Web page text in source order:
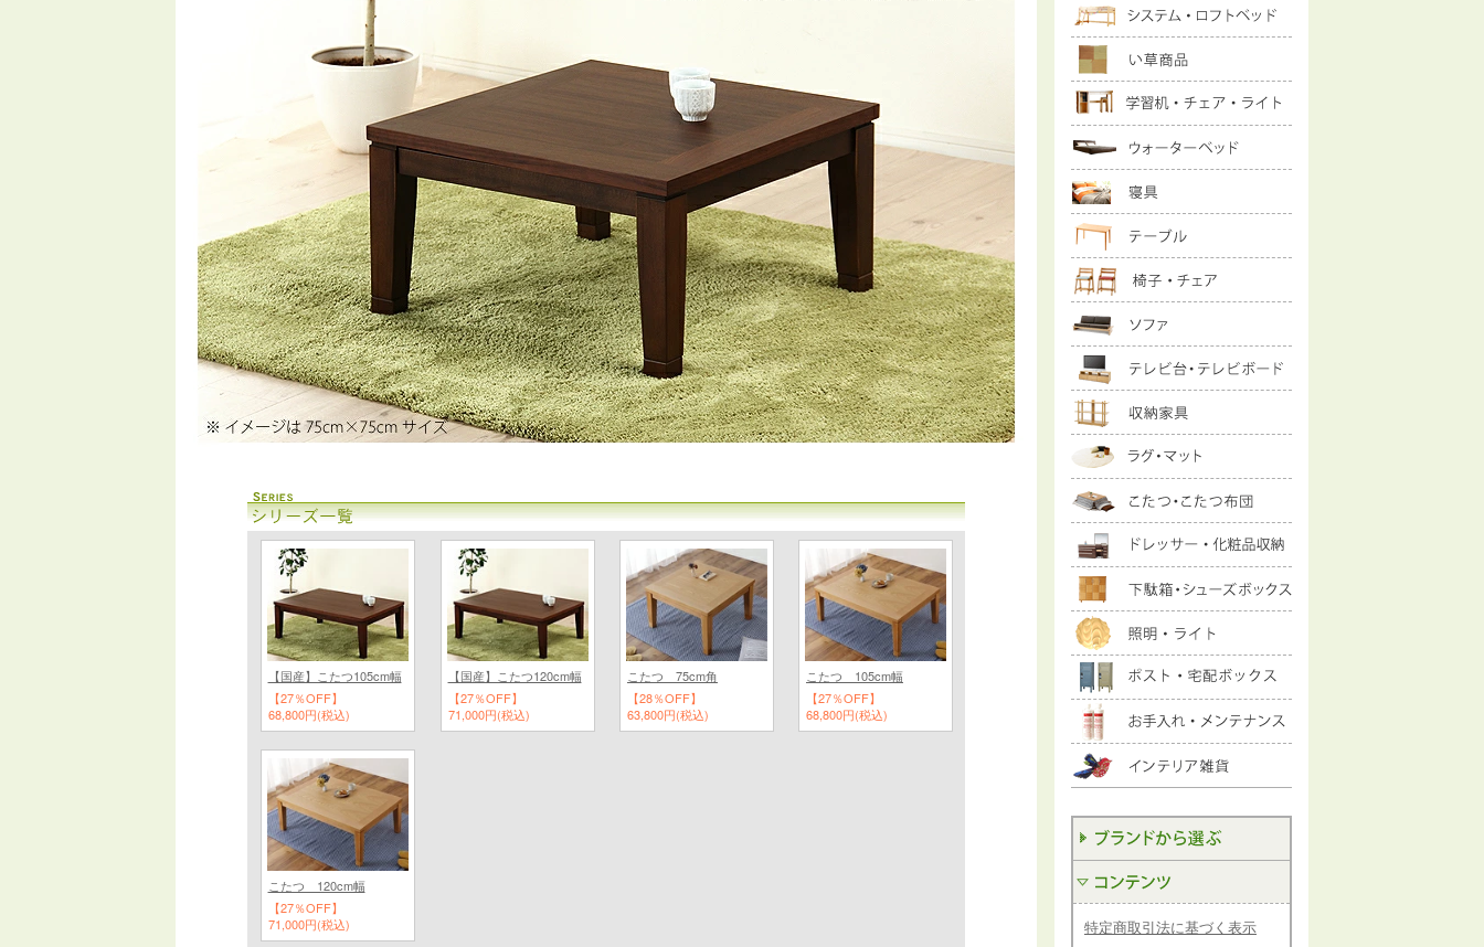
【国産】こたつ105cm幅
【27％OFF】
68,800円(税込)
【国産】こたつ120cm幅
【27％OFF】
71,000円(税込)
こたつ 75cm角
【28％OFF】
63,800円(税込)
こたつ 105cm幅
【27％OFF】
68,800円(税込)
こたつ 120cm幅
【27％OFF】
71,000円(税込)
特定商取引法に基づく表示